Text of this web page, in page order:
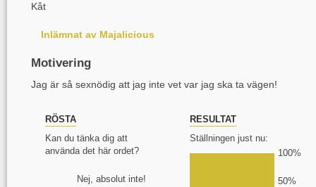
Kåt
Inlämnat av Majalicious
Motivering
Jag är så sexnödig att jag inte vet var jag ska ta vägen!
RÖSTA
Kan du tänka dig att
använda det här ordet?
Nej, absolut inte!
RESULTAT
Ställningen just nu:
100%
50%